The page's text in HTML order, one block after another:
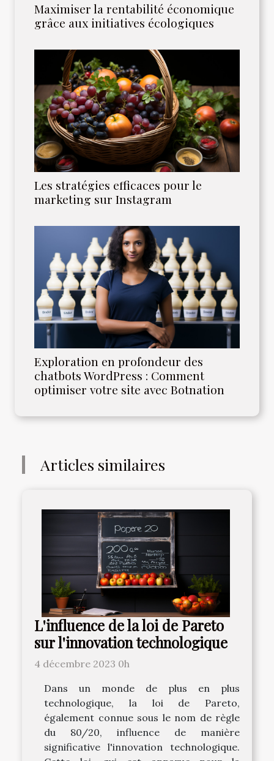
Maximiser la rentabilité économique
grâce aux initiatives écologiques
Les stratégies efficaces pour le
marketing sur Instagram
Exploration en profondeur des
chatbots WordPress : Comment
optimiser votre site avec Botnation
Articles similaires
L'influence de la loi de Pareto
sur l'innovation technologique
4 décembre 2023 0h
Dans un monde de plus en plus
technologique, la loi de Pareto,
également connue sous le nom de règle
du 80/20, influence de manière
significative l'innovation technologique.